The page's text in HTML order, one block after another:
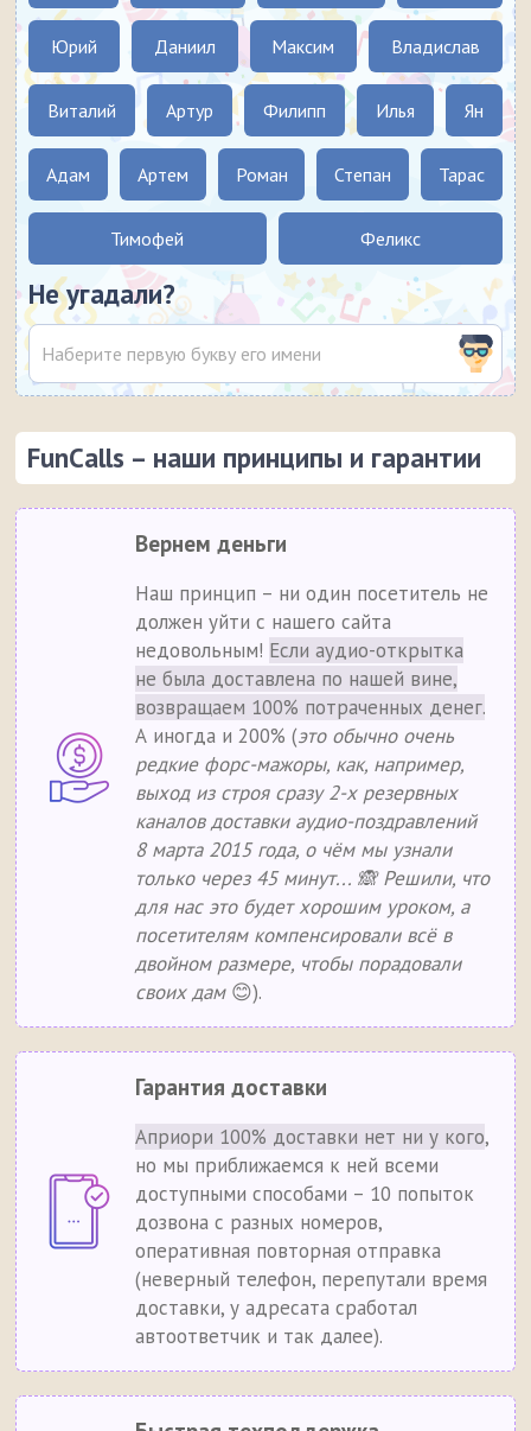
Юрий Даниил Максим Владислав
Виталий Артур Филипп Илья Ян
Адам Артем Роман Степан Тарас
Тимофей Феликс
Не угадали?
FunCalls – наши принципы и гарантии
Вернем деньги
Наш принцип – ни один посетитель не
должен уйти с нашего сайта
недовольным! Если аудио-открытка
не была доставлена по нашей вине,
возвращаем 100% потраченных денег.
А иногда и 200% (это обычно очень
редкие форс-мажоры, как, например,
выход из строя сразу 2-х резервных
каналов доставки аудио-поздравлений
8 марта 2015 года, о чём мы узнали
только через 45 минут... 🙈 Решили, что
для нас это будет хорошим уроком, а
посетителям компенсировали всё в
двойном размере, чтобы порадовали
своих дам😊).
Гарантия доставки
Априори 100% доставки нет ни у кого,
но мы приближаемся к ней всеми
доступными способами – 10 попыток
дозвона с разных номеров,
оперативная повторная отправка
(неверный телефон, перепутали время
доставки, у адресата сработал
автоответчик и так далее).